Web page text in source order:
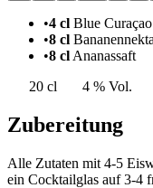
•4 cl Blue Curaçao
•8 cl
•8 cl Ananassaft
20 cl
4 % Vol.
Zubereitung
Alle Zutaten mit 4-5
ein Cocktailglas auf 3-4